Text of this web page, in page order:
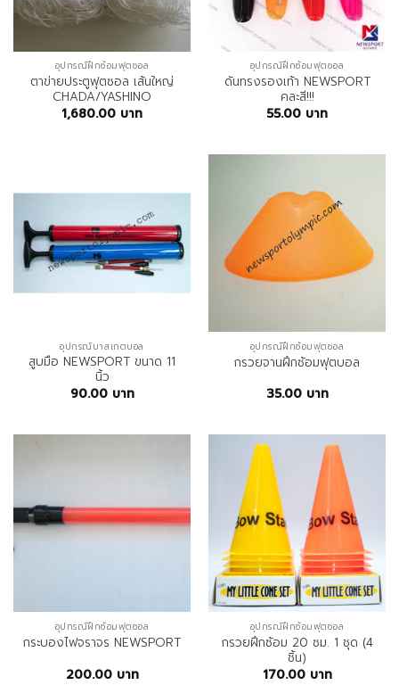
อุปกรณ์ฝึกซ้อมฟุตซอล
ตาข่ายประตูฟุตซอล เส้นใหญ่
CHADA/YASHINO
1,680.00 บาท
อุปกรณ์ฝึกซ้อมฟุตซอล
ดันทรงรองเท้า NEWSPORT
คละสี!!!
55.00 บาท
อุปกรณ์บาสเกตบอล
สูบมือ NEWSPORT ขนาด 11
นิ้ว
90.00 บาท
อุปกรณ์ฝึกซ้อมฟุตซอล
กรวยจานฝึกซ้อมฟุตบอล
35.00 บาท
อุปกรณ์ฝึกซ้อมฟุตซอล
กระบองไฟจราจร NEWSPORT
200.00 บาท
อุปกรณ์ฝึกซ้อมฟุตซอล
กรวยฝึกซ้อม 20 ซม. 1 ชุด (4
ชิ้น)
170.00 บาท